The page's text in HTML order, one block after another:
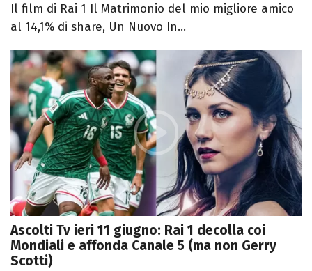
Il film di Rai 1 Il Matrimonio del mio migliore amico
al 14,1% di share, Un Nuovo In...
Ascolti Tv ieri 11 giugno: Rai 1 decolla coi
Mondiali e affonda Canale 5 (ma non Gerry
Scotti)